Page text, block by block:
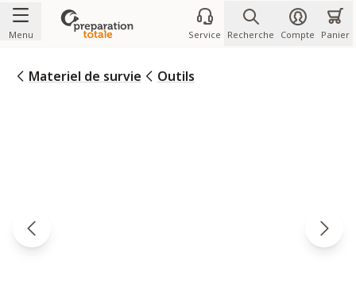
Allez au contenu
Menu Service Recherche Compte Panier
Materiel de survie Outils